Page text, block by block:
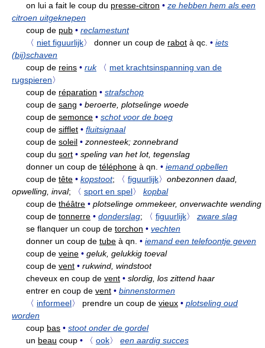
on lui a fait le coup du presse-citron • ze hebben hem als een
citroen uitgeknepen
coup de pub • reclamestunt
〈 niet figuurlijk〉 donner un coup de rabot à qc. • iets
(bij)schaven
coup de reins • ruk 〈 met krachtsinspanning van de
rugspieren〉
coup de réparation • strafschop
coup de sang • beroerte, plotselinge woede
coup de semonce • schot voor de boeg
coup de sifflet • fluitsignaal
coup de soleil • zonnesteek; zonnebrand
coup du sort • speling van het lot, tegenslag
donner un coup de téléphone à qn. • iemand opbellen
coup de tête • kopstoot; 〈 figuurlijk〉 onbezonnen daad,
opwelling, inval; 〈 sport en spel〉
kopbal
coup de théâtre • plotselinge ommekeer, onverwachte wending
coup de tonnerre • donderslag; 〈 figuurlijk〉
zware slag
se flanquer un coup de torchon • vechten
donner un coup de tube à qn. • iemand een telefoontje geven
coup de veine • geluk, gelukkig toeval
coup de vent • rukwind, windstoot
cheveux en coup de vent • slordig, los zittend haar
entrer en coup de vent • binnenstormen
〈 informeel〉 prendre un coup de vieux • plotseling oud
worden
coup bas • stoot onder de gordel
un beau coup • 〈 ook〉 een aardig succes